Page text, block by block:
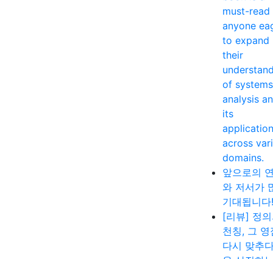
must-
anyone
to expand
their
of systems
analysis
its
across
domains.
앞으로의
와 저서가
기대됩니다!
[리뷰] 정
천칭, 그 영
다시 맞추